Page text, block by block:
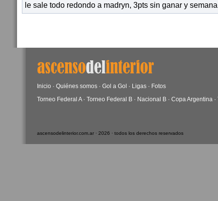
le sale todo redondo a madryn, 3pts sin ganar y
Inicio · Quiénes somos · Gol a Gol · Ligas · Fotos
Torneo Federal A· Torneo Federal B · Nacional B · Copa Argentina ·
ascensodelinterior.com.ar · 2026 · todos los derechos reservados